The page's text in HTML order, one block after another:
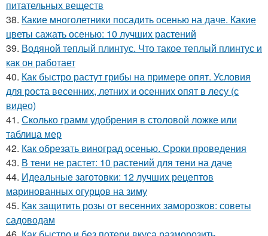
питательных веществ
38. Какие многолетники посадить осенью на даче. Какие
цветы сажать осенью: 10 лучших растений
39. Водяной теплый плинтус. Что такое теплый плинтус и
как он работает
40. Как быстро растут грибы на примере опят. Условия
для роста весенних, летних и осенних опят в лесу (с
видео)
41. Сколько грамм удобрения в столовой ложке или
таблица мер
42. Как обрезать виноград осенью. Сроки проведения
43. В тени не растет: 10 растений для тени на даче
44. Идеальные заготовки: 12 лучших рецептов
маринованных огурцов на зиму
45. Как защитить розы от весенних заморозков: советы
садоводам